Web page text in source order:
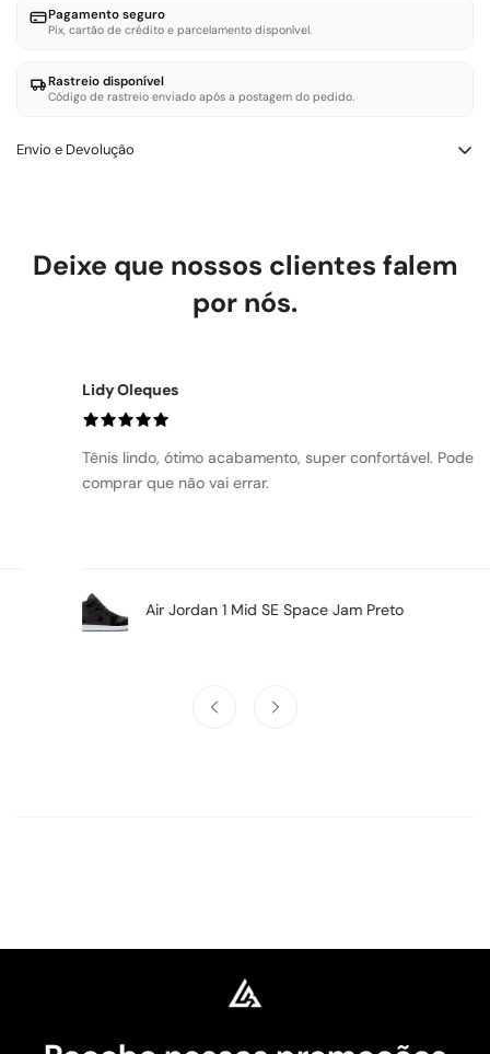
Pagamento seguro
Pix, cartão de crédito e parcelamento disponível.
Rastreio disponível
Código de rastreio enviado após a postagem do pedido.
Envio e Devolução
Defeito de fabricação: trocamos ou reembolsamos sem custo.
Troca por tamanho ou modelo: a primeira é gratuita. Devolução
por arrependimento: reembolso integral, incluindo frete.
Deixe que nossos clientes falem
por nós.
Lidy Oleques
Tênis lindo, ótimo acabamento, super confortável. Pode
comprar que não vai errar.
Air Jordan 1 Mid SE Space Jam Preto